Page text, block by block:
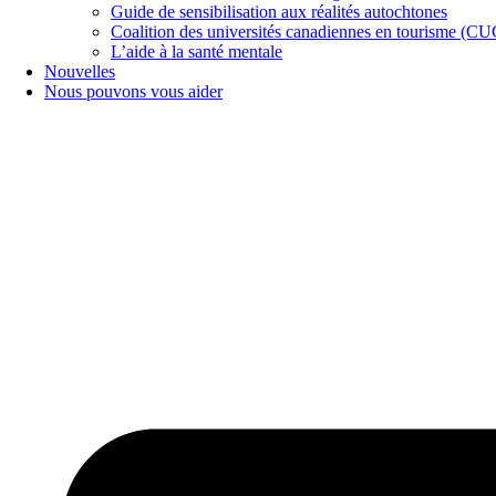
Guide de sensibilisation aux réalités autochtones
Coalition des universités canadiennes en tourisme
L’aide à la santé mentale
Nouvelles
Nous pouvons vous aider